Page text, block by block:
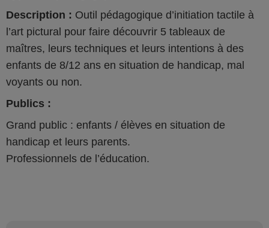
Description : Outil pédagogique d’initiation tactile à
l’art pictural pour faire découvrir 5 tableaux de
maîtres, leurs techniques et leurs intentions à des
enfants de 8/12 ans en situation de handicap, mal
voyants ou non.
Publics :
Grand public : enfants / élèves en situation de
handicap et leurs parents.
Professionnels de l’éducation.